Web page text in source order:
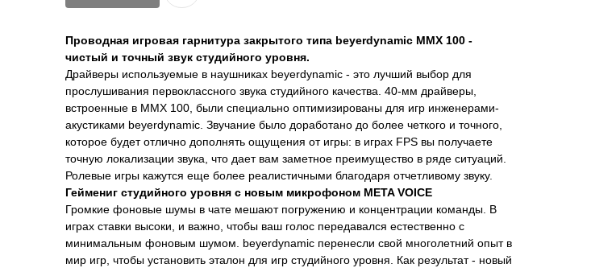
Проводная игровая гарнитура закрытого типа beyerdynamic MMX 100 -
чистый и точный звук студийного уровня.
Драйверы используемые в наушниках beyerdynamic - это лучший выбор для
прослушивания первоклассного звука студийного качества. 40-мм драйверы,
встроенные в MMX 100, были специально оптимизированы для игр инженерами-
акустиками beyerdynamic. Звучание было доработано до более четкого и точного,
которое будет отлично дополнять ощущения от игры: в играх FPS вы получаете
точную локализации звука, что дает вам заметное преимущество в ряде ситуаций.
Ролевые игры кажутся еще более реалистичными благодаря отчетливому звуку.
Геймениг студийного уровня с новым микрофоном META VOICE
Громкие фоновые шумы в чате мешают погружению и концентрации команды. В
играх ставки высоки, и важно, чтобы ваш голос передавался естественно с
минимальным фоновым шумом. beyerdynamic перенесли свой многолетний опыт в
мир игр, чтобы установить эталон для игр студийного уровня. Как результат - новый